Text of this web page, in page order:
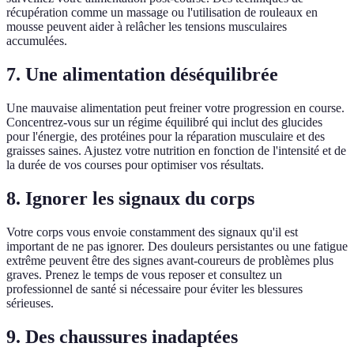
récupération comme un massage ou l'utilisation de rouleaux en
mousse peuvent aider à relâcher les tensions musculaires
accumulées.
7. Une alimentation déséquilibrée
Une mauvaise alimentation peut freiner votre progression en course.
Concentrez-vous sur un régime équilibré qui inclut des glucides
pour l'énergie, des protéines pour la réparation musculaire et des
graisses saines. Ajustez votre nutrition en fonction de l'intensité et de
la durée de vos courses pour optimiser vos résultats.
8. Ignorer les signaux du corps
Votre corps vous envoie constamment des signaux qu'il est
important de ne pas ignorer. Des douleurs persistantes ou une fatigue
extrême peuvent être des signes avant-coureurs de problèmes plus
graves. Prenez le temps de vous reposer et consultez un
professionnel de santé si nécessaire pour éviter les blessures
sérieuses.
9. Des chaussures inadaptées